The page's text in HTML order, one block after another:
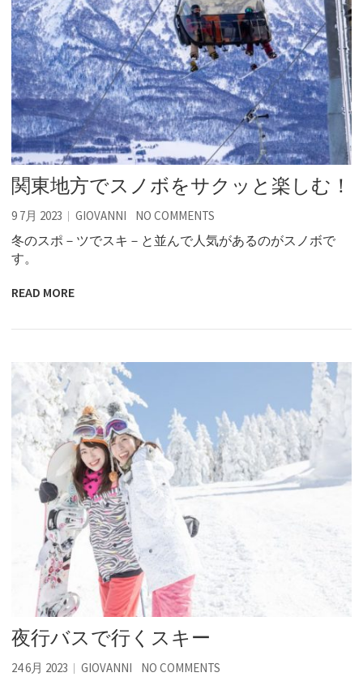
関東地方でスノボをサクッと楽しむ！
9 7月 2023 GIOVANNI NO COMMENTS
冬のスポ－ツでスキ－と並んで人気があるのがスノボで
す。
READ MORE
夜行バスで行くスキー
24 6月 2023 GIOVANNI NO COMMENTS